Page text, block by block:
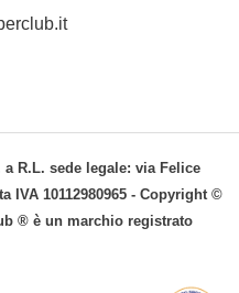
R.L. sede legale: via Felice
IVA 10112980965 - Copyright ©
® è un marchio registrato